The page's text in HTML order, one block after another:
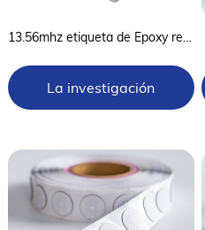
13.56mhz etiqueta de Epoxy resistente al agua y tarjeta NFC
La investigación